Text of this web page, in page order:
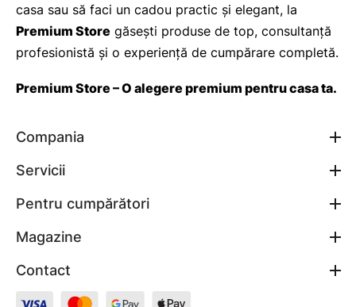
casa sau să faci un cadou practic și elegant, la
Premium Store găsești produse de top, consultanță
profesionistă și o experiență de cumpărare completă.
Premium Store – O alegere premium pentru casa ta.
Compania
Servicii
Pentru cumpărători
Magazine
Contact